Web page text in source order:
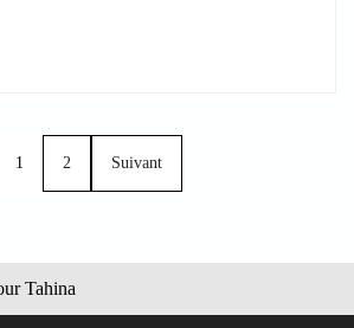
1 2 Suivant
Tahina